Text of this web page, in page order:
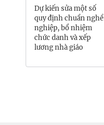
Hưng Yên
Hải Phòng
Dự kiến sửa một số
quy định chuẩn nghề
nghiệp, bổ nhiệm
chức danh và xếp
lương nhà giáo